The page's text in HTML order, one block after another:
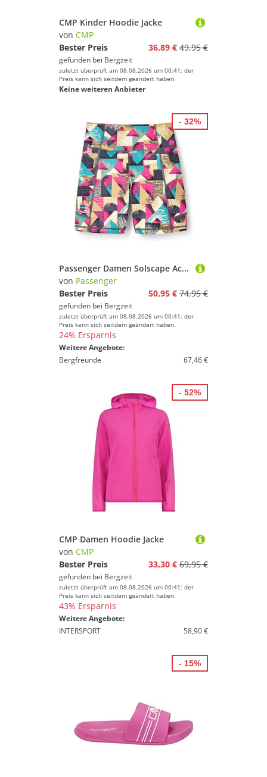
CMP Kinder Hoodie Jacke
von CMP
Bester Preis
36,89 € 49,95 €
gefunden bei Bergzeit
zuletzt überprüft am 08.08.2026 um 00:41; der
Preis kann sich seitdem geändert haben.
Keine weiteren Anbieter
Passenger Damen Solscape Active Shorts
von Passenger
Bester Preis
50,95 € 74,95 €
gefunden bei Bergzeit
zuletzt überprüft am 08.08.2026 um 00:41; der
Preis kann sich seitdem geändert haben.
24% Ersparnis
Weitere Angebote:
Bergfreunde
67,46 €
- 32%
CMP Damen Hoodie Jacke
von CMP
Bester Preis
33,30 € 69,95 €
gefunden bei Bergzeit
zuletzt überprüft am 08.08.2026 um 00:41; der
Preis kann sich seitdem geändert haben.
43% Ersparnis
Weitere Angebote:
INTERSPORT
58,90 €
- 52%
- 15%